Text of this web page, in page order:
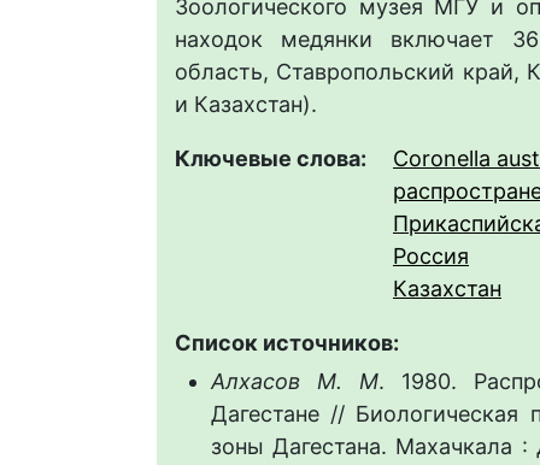
Зоологического музея МГУ и
находок медянки включает
область, Ставропольский край,
и Казахстан).
Ключевые слова:
Coronella
Россия
Казахстан
Список источников:
Алхасов М. М. 1980.
Дагестане // Биологическая
зоны Дагестана. Махачкала